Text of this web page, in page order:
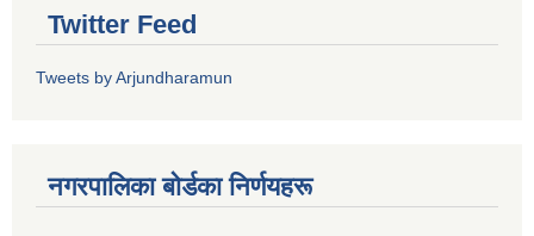
Twitter Feed
Tweets by Arjundharamun
नगरपालिका बाेर्डका निर्णयहरू